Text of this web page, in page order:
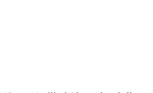
6
6
6
6
6